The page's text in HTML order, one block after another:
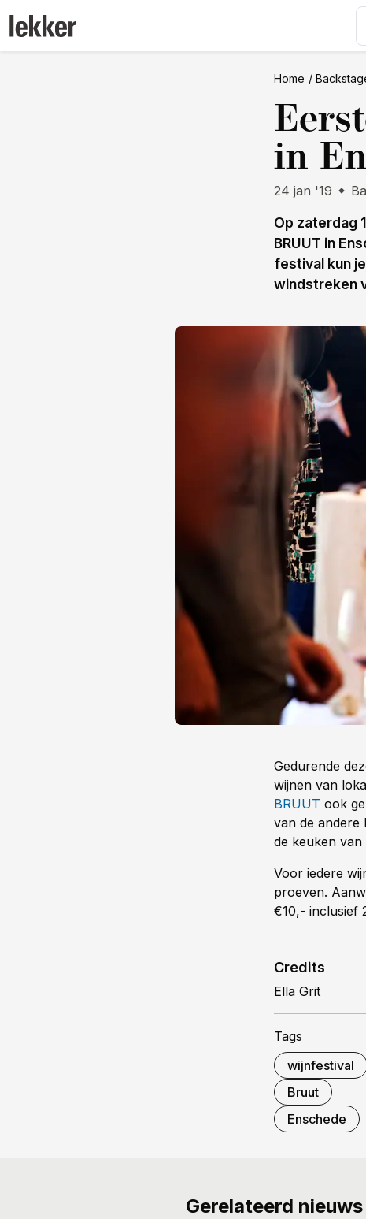
Home
in
24 jan '19
Op zaterdag
BRUUT in
festival kun
windstreken
Gedurende
wijnen van
BRUUT ook
van de andere
de keuken van
Voor iedere
proeven.
€10,- inclusief
Credits
Ella Grit
Tags
wijnfestival
Bruut
Enschede
Gerelateerd nieuws